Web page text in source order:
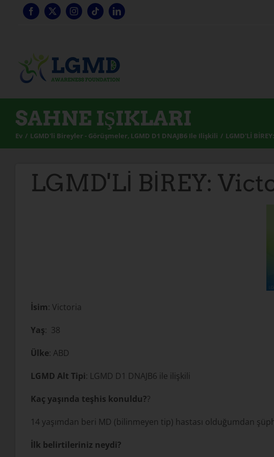
İçeriğe
SAHNE IŞIKLARI
Ev LGMD'li Bireyler - Görüşmeler LGMD D1 DNAJB6 Ile Ilişkili LGMD'Lİ
LGMD'Lİ BİREY:
İsim: Victoria
Yaş: 38
Ülke: ABD
LGMD Alt Tipi: LGMD D1 DNAJB6 ile ilişkili
Kaç yaşında teşhis konuldu??
14 yaşımdan beri MD (bilinmeyen tip) hastası olduğumdan
İlk belirtileriniz neydi?